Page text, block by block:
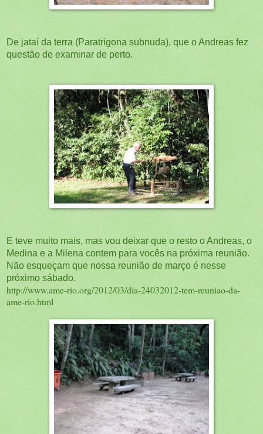
De jataí da terra (Paratrigona subnuda), que o Andreas fez
questão de examinar de perto.
E teve muito mais, mas vou deixar que o resto o Andreas, o
Medina e a Milena contem para vocês na próxima reunião.
Não esqueçam que nossa reunião de março é nesse
próximo sábado.
http://www.ame-rio.org/2012/03/dia-24032012-tem-reuniao-da-
ame-rio.html